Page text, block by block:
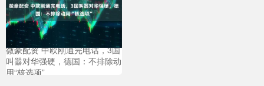
微豪配资 中欧刚通完电话，3国
叫嚣对华强硬，德国：不排除动
用“核选项”